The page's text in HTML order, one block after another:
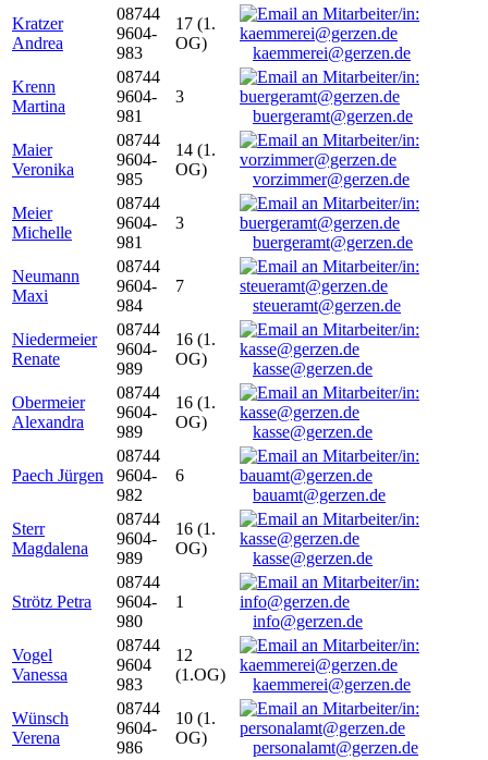
Kratzer
Andrea
08744
9604-
983
17 (1.
OG)
kaemmerei@gerzen.de
Krenn
Martina
08744
9604-
981
3
buergeramt@gerzen.de
Maier
Veronika
08744
9604-
985
14 (1.
OG)
vorzimmer@gerzen.de
Meier
Michelle
08744
9604-
981
3
buergeramt@gerzen.de
Neumann
Maxi
08744
9604-
984
7
steueramt@gerzen.de
Niedermeier
Renate
08744
9604-
989
16 (1.
OG)
kasse@gerzen.de
Obermeier
Alexandra
08744
9604-
989
16 (1.
OG)
kasse@gerzen.de
Paech Jürgen
08744
9604-
982
6
bauamt@gerzen.de
Sterr
Magdalena
08744
9604-
989
16 (1.
OG)
kasse@gerzen.de
Strötz Petra
08744
9604-
980
1
info@gerzen.de
Vogel
Vanessa
08744
9604
983
12
(1.OG)
kaemmerei@gerzen.de
Wünsch
Verena
08744
9604-
986
10 (1.
OG)
personalamt@gerzen.de